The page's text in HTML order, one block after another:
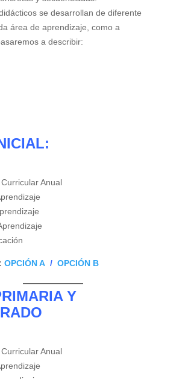
se desarrollan de diferente
área de aprendizaje, como a
a describir:
Anual
OPCIÓN A/ OPCIÓN B
Y
Anual